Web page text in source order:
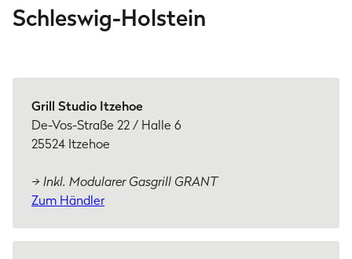
Schleswig-Holstein
Grill Studio Itzehoe
De-Vos-Straße 22 / Halle 6
25524 Itzehoe
→ Inkl. Modularer Gasgrill GRANT
Zum Händler